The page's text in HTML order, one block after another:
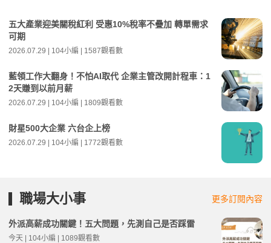
五大產業迎美關稅紅利 受惠10%稅率不疊加 轉單需求
可期
2026.07.29 | 104小編 | 1587觀看數
藍領工作大翻身！不怕AI取代 企業主管改開計程車：1
2天賺到以前月薪
2026.07.29 | 104小編 | 1809觀看數
財星500大企業 六台企上榜
2026.07.29 | 104小編 | 1772觀看數
職場大小事 更多訂閱內容
外派高薪成功關鍵！五大問題，先測自己是否踩雷
今天 | 104小編 | 1089觀看數